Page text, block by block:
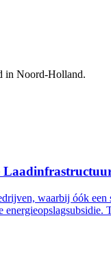
in Noord-Holland.
waarbij óók